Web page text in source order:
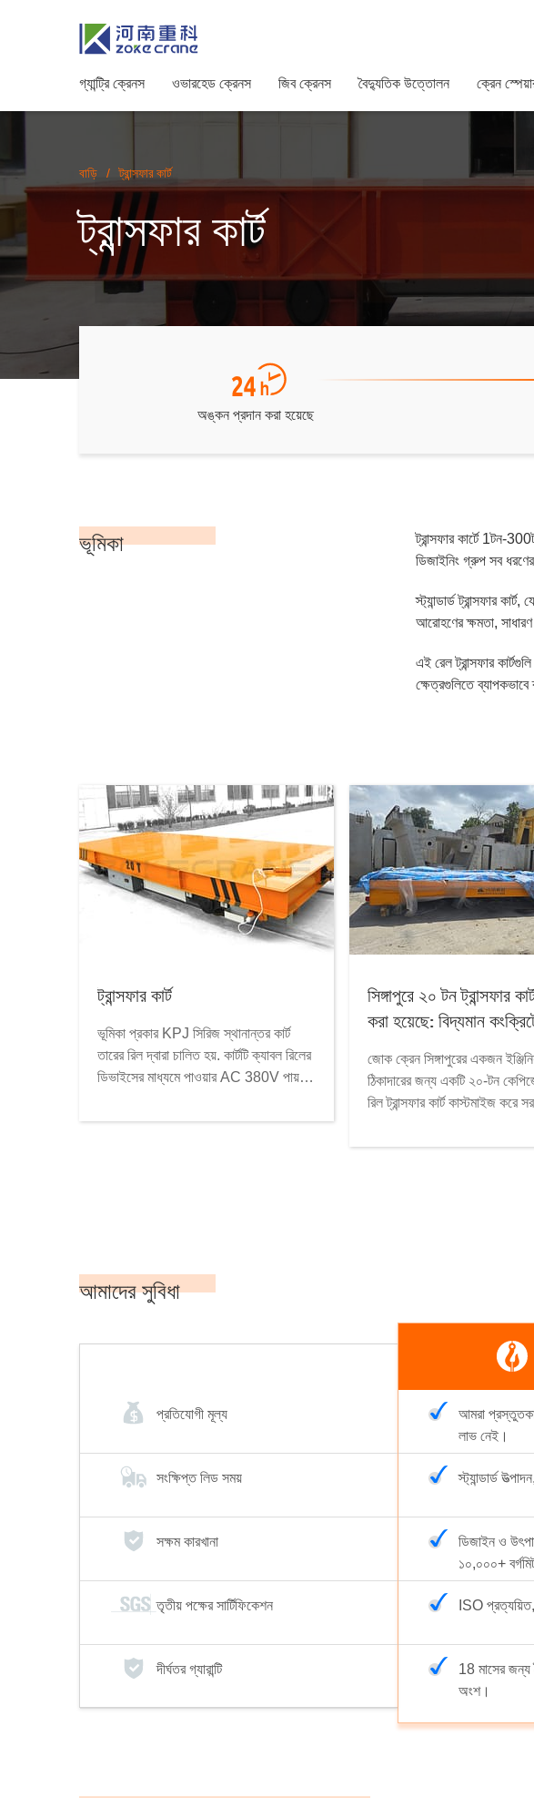
গ্যান্ট্রি ক্রেনস ওভারহেড ক্রেনস জিব ক্রেনস বৈদ্যুতিক উত্তোলন ক্রেন
বাড়ি / ট্রান্সফার কার্ট
ট্রান্সফার কার্ট
অঙ্কন প্রদান করা হয়েছে
ভূমিকা
ট্রান্সফার কার্টে 1টন-
ডিজাইনিং গ্রুপ সব
স্ট্যান্ডার্ড ট্রান্সফার
আরোহণের ক্ষমতা,
এই রেল ট্রান্সফার
ক্ষেত্রগুলিতে
ট্রান্সফার কার্ট
ভূমিকা প্রকার KPJ সিরিজ স্থানান্তর কার্ট
তারের রিল দ্বারা চালিত হয়. কার্টটি ক্যাবল রিলের
ডিভাইসের মাধ্যমে পাওয়ার AC 380V পায় যা
কন্ট্রোল সিস্টেমের মাধ্যমে শক্তি দ্বারা নিয়ন্ত্রিত
সিঙ্গাপুরে ২০ টন ট্রান্সফার
করা হয়েছে: বিদ্যমান
জোক ক্রেন সিঙ্গাপুরের একজন
ঠিকাদারের জন্য একটি ২০-টন
রিল ট্রান্সফার কার্ট কাস্টমাইজ করে
মিটার প্ল্যাটফর্ম, ৩০ মিটার ভ্রমণ
আমাদের সুবিধা
প্রতিযোগী মূল্য
সংক্ষিপ্ত লিড সময়
সক্ষম কারখানা
তৃতীয় পক্ষের সার্টিফিকেশন
দীর্ঘতর গ্যারান্টি
আমরা
লাভ নেই।
স্ট্যান্ডার্ড
ডিজাইন ও
১০,০০০+
ISO
18 মাসের জন্য
অংশ।